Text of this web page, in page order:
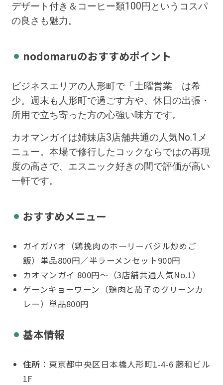
デザート付き＆コーヒー類100円というコスパ
の良さも魅力。
nodomaruのおすすめポイント
ビジネスエリアの人形町で「土曜営業」は希
少。週末も人形町で過ごす方や、休日の出張・
所用で立ち寄った方の心強い味方です。
カオマンガイは姉妹店3店舗共通の人気No.1メ
ニュー。本場で修行したコックならではの再現
度の高さで、エスニック好きの間で評価が高い
一軒です。
おすすめメニュー
ガイガパオ（鶏挽肉のホーリーバジル炒めご
飯）単品800円／半ラーメンセット900円
カオマンガイ 800円〜（3店舗共通人気No.1）
ゲーンキョーワーン（鶏肉と茄子のグリーンカ
レー）単品800円
基本情報
住所 ：東京都中央区日本橋人形町1-4-6 藤和ビル
1F